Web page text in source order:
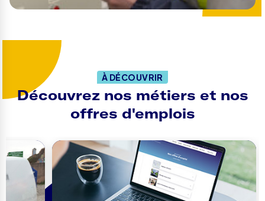
À DÉCOUVRIR
Découvrez nos métiers et nos
offres d'emplois